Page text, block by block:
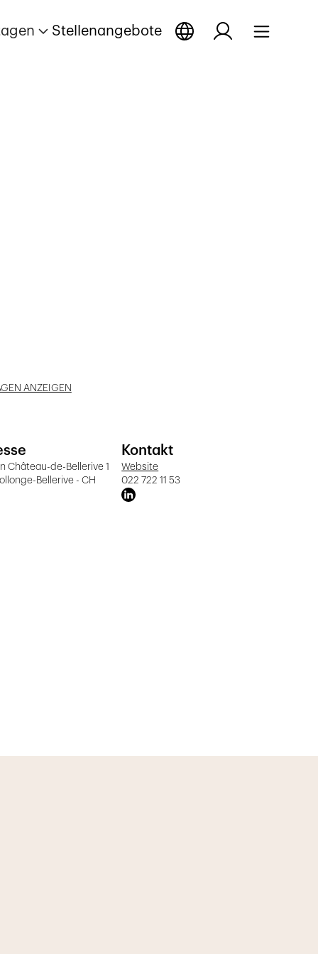
Stellenangebote
ANZEIGEN
Château-de-Bellerive 1
Bellerive - CH
Kontakt
Website
022 722 11 53